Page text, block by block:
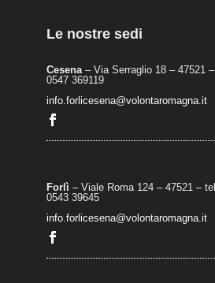
Le nostre sedi
Cesena– Via Serraglio 18 – 47521
0547 369119
info.forlicesena@volontaromagna.it
Forlì – Viale Roma 124 – 47521 –
0543 39645
info.forlicesena@volontaromagna.it